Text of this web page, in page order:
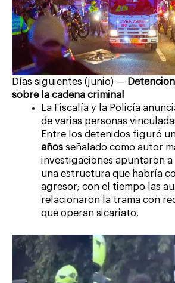
Días siguientes (junio) —
sobre la cadena criminal
La Fiscalía y la Policía
de varias personas
Entre los detenidos figuró
años señalado como autor
investigaciones apuntaron a
una estructura que habría
agresor; con el tiempo las
relacionaron la trama con
que operan sicariato.